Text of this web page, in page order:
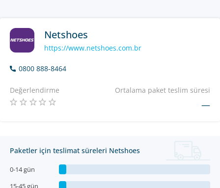
Netshoes
https://www.netshoes.com.br
0800 888-8464
Değerlendirme Ortalama paket teslim süresi
—
Paketler için teslimat süreleri Netshoes
0-14 gün
15-45 gün